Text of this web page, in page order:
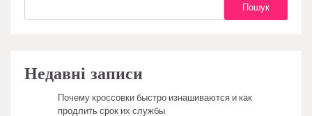
Пошук
Недавні записи
Почему кроссовки быстро изнашиваются и как
продлить срок их службы